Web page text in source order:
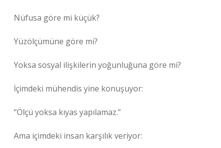
Nüfusa göre mi küçük?
Yüzölçümüne göre mi?
Yoksa sosyal ilişkilerin yoğunluğuna göre mi?
İçimdeki mühendis yine konuşuyor:
“Ölçü yoksa kıyas yapılamaz.”
Ama içimdeki insan karşılık veriyor: